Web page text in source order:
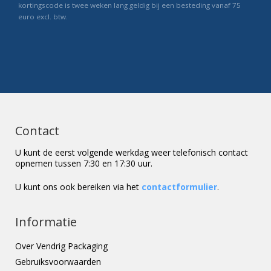
kortingscode is twee weken lang geldig bij een besteding vanaf 75
euro excl. btw.
Contact
U kunt de eerst volgende werkdag weer telefonisch contact
opnemen tussen 7:30 en 17:30 uur.
U kunt ons ook bereiken via het contactformulier.
Informatie
Over Vendrig Packaging
Gebruiksvoorwaarden